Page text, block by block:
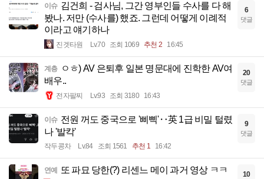
이슈 김건희 - 검사님, 그간 영부인들 수사를 다 해
봤나. 저만 (수사를) 했죠. 그런데 어떻게 이례적
이라고 얘기하나
진겟타원 Lv.70 조회 1069 추천 2 16:45
6
댓글
계층
ㅇㅎ) AV 은퇴후 일본 명문대에 진학한 AV여
배우..
전자팔찌 Lv.93 조회 3180 16:43
20
댓글
이슈 전원 꺼도 중국으로 '삐삑'‥英 1급 비밀 털렸
나 '발칵'
작두콩차 Lv.84 조회 1561 추천 1 16:42
9
댓글
연예 또 파묘 당한(?) 리센느 메이 과거 영상 ㅋㅋ 10